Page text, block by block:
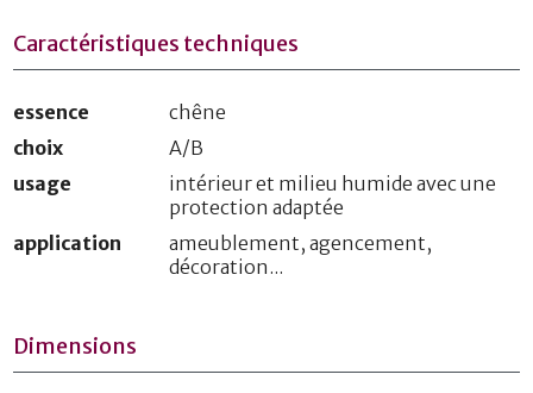
Caractéristiques techniques
essence
chêne
choix
A/B
usage
intérieur et milieu humide avec une
protection adaptée
application
ameublement, agencement,
décoration...
Dimensions